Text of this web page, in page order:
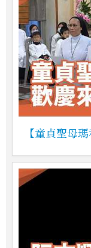
【童貞聖母